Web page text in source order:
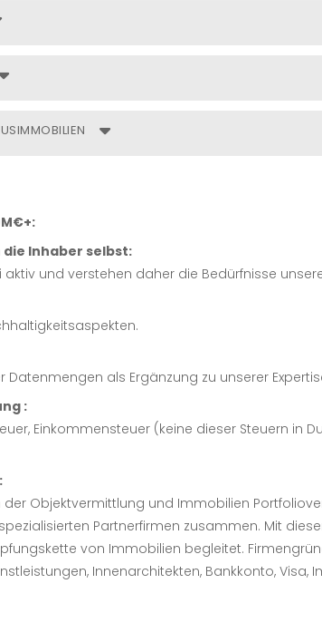
Immobilienportfolios auf Basis der Anlageziele
anzupassen bzw. Stressszenarien zu
für optimalen Verkaufszeitpunkt & schnelle
je nach Wunsch und Bedarf aktiv in das
vorab gemeinsam definierten Risikoprofils und
der Vermögenswerte in den VAE.
unerlässlich, um informierte Entscheidungen
um von Marktchancen zu profitieren
Objekten, die wir individuell nach ihren
Inhaber selbst:
und verstehen daher die Bedürfnisse
als Ergänzung zu unserer
:
Einkommensteuer (keine dieser Steuern in
Objektvermittlung und Immobilien
Partnerfirmen zusammen. Mit
von Immobilien begleitet.
Innenarchitekten, Bankkonto, Visa,